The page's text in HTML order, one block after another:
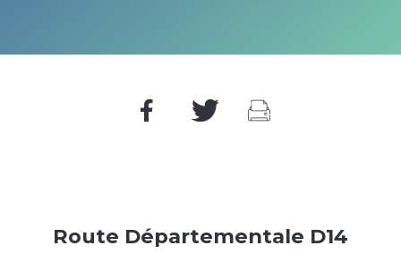
Route Départementale D14